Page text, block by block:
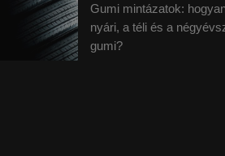
Gumi mintázatok:
nyári, a téli és a
gumi?